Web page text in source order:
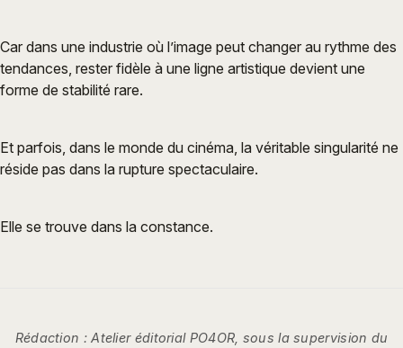
Car dans une industrie où l’image peut changer au rythme des
tendances, rester fidèle à une ligne artistique devient une
forme de stabilité rare.
Et parfois, dans le monde du cinéma, la véritable singularité ne
réside pas dans la rupture spectaculaire.
Elle se trouve dans la constance.
Rédaction : Atelier éditorial PO4OR, sous la supervision du